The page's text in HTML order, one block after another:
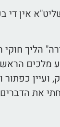
אין
הליך
מלכים
ועיין
את הדברים